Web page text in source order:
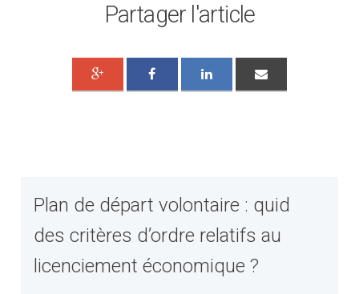
Partager l'article
Plan de départ volontaire : quid
des critères d’ordre relatifs au
licenciement économique ?